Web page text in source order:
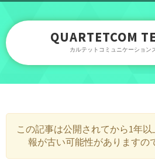
QUARTETCOM
カルテットコミュニケーション
この記事は公開されてから1年
報が古い可能性がありますの